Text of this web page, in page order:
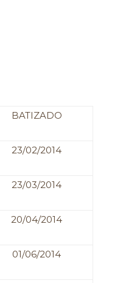
BATIZADO
23/02/2014
23/03/2014
20/04/2014
01/06/2014